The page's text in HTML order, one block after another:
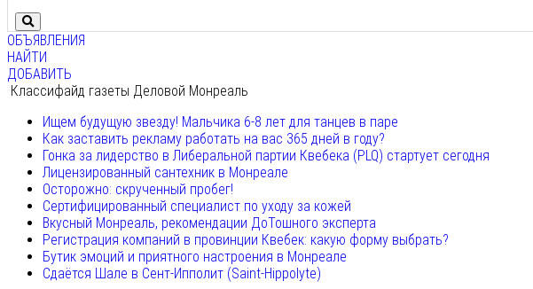
ОБЪЯВЛЕНИЯ
НАЙТИ
ДОБАВИТЬ
Классифайд газеты Деловой Монреаль
Ищем будущую звезду! Мальчика 6-8 лет для танцев в паре
Как заставить рекламу работать на вас 365 дней в году?
Гонка за лидерство в Либеральной партии Квебека (PLQ) стартует сегодня
Лицензированный сантехник в Монреале
Осторожно: скрученный пробег!
Сертифицированный специалист по уходу за кожей
Вкусный Монреаль, рекомендации ДоТошного эксперта
Регистрация компаний в провинции Квебек: какую форму выбрать?
Бутик эмоций и приятного настроения в Монреале
Сдаётся Шале в Сент-Ипполит (Saint-Hippolyte)